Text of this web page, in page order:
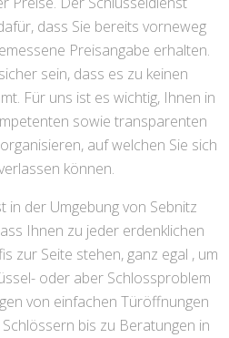
dass Sie bereits vorneweg
Preisangabe erhalten.
sein, dass es zu keinen
Für uns ist es wichtig, Ihnen in
sowie transparenten
auf welchen Sie sich
können.
in der Umgebung von Sebnitz
Ihnen zu jeder erdenklichen
zur Seite stehen, ganz egal , um
oder aber Schlossproblem
von einfachen Türöffnungen
bis zu Beratungen in